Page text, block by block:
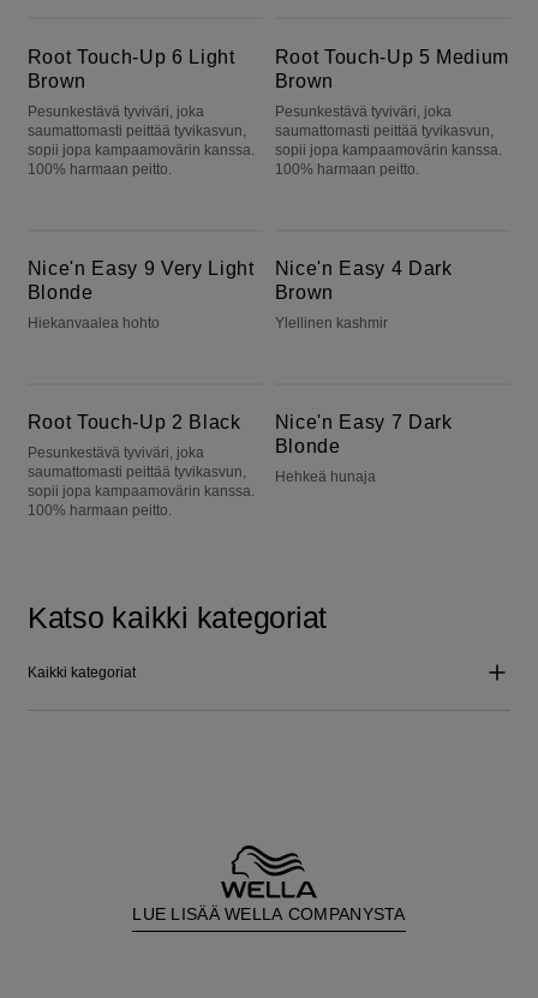
Root Touch-Up 6 Light
Brown
Pesunkestävä tyviväri, joka
saumattomasti peittää tyvikasvun,
sopii jopa kampaamovärin kanssa.
100% harmaan peitto.
Root Touch-Up 5 Medium
Brown
Pesunkestävä tyviväri, joka
saumattomasti peittää tyvikasvun,
sopii jopa kampaamovärin kanssa.
100% harmaan peitto.
Nice'n Easy 9 Very Light
Blonde
Hiekanvaalea hohto
Nice'n Easy 4 Dark
Brown
Ylellinen kashmir
Root Touch-Up 2 Black
Pesunkestävä tyviväri, joka
saumattomasti peittää tyvikasvun,
sopii jopa kampaamovärin kanssa.
100% harmaan peitto.
Nice'n Easy 7 Dark
Blonde
Hehkeä hunaja
Katso kaikki kategoriat
Kaikki kategoriat
LUE LISÄÄ WELLA COMPANYSTA